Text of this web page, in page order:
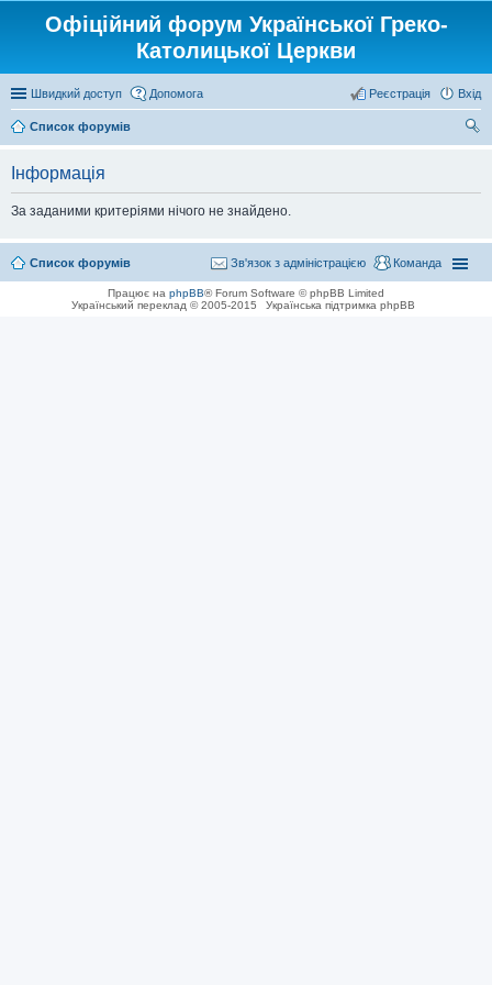
Офіційний форум Української Греко-
Католицької Церкви
Швидкий доступ Допомога Вхід
Реєстрація
Список форумів
Інформація
За заданими критеріями нічого не знайдено.
Список форумів Команда
Зв'язок з адміністрацією
Працює на phpBB® Forum Software © phpBB Limited
Український переклад © 2005-2015
Українська підтримка phpBB